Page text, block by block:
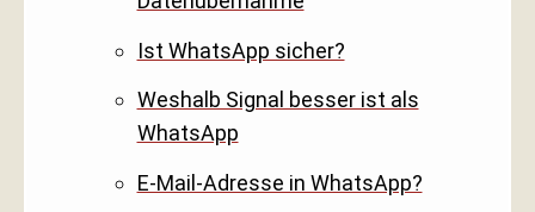
Ist WhatsApp sicher?
Weshalb Signal besser ist als
WhatsApp
E-Mail-Adresse in WhatsApp?